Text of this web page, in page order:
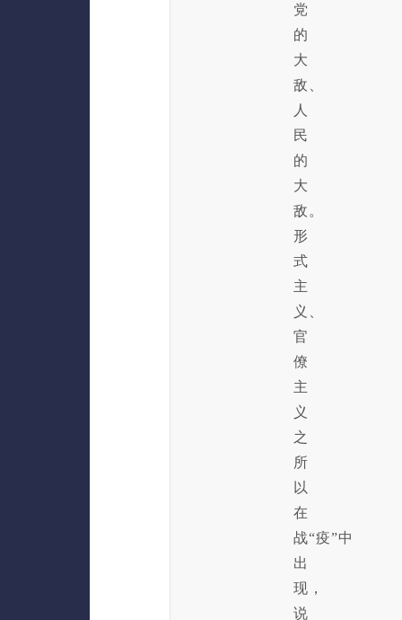
党
的
大
敌、
人
民
的
大
敌。
形
式
主
义、
官
僚
主
义
之
所
以
在
战“疫”中
出
现，
说